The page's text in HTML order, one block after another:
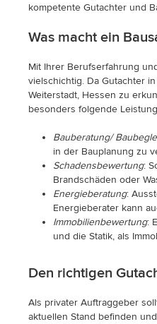
kompetente Gutachter und
Was macht ein
Mit Ihrer Berufserfahrung
vielschichtig. Da Gutachter
Weiterstadt, Hessen zu
besonders folgende
Bauberatung/
in der Bauplanung zu
Schadensbewertung:
Brandschäden oder
Energieberatung:
Energieberater kann
Immobilienbewertung:
und die Statik, als
Den richtigen
Als privater Auftraggeber
aktuellen Stand befinden